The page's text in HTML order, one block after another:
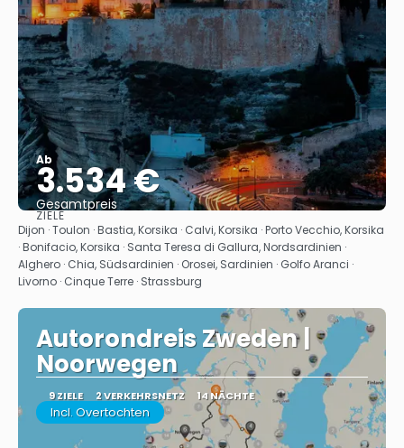
Ab
3.534 €
Gesamtpreis
Sehen
ZIELE
Dijon · Toulon · Bastia, Korsika · Calvi, Korsika · Porto Vecchio, Korsika
· Bonifacio, Korsika · Santa Teresa di Gallura, Nordsardinien ·
Alghero · Chia, Südsardinien · Orosei, Sardinien · Golfo Aranci ·
Livorno · Cinque Terre · Strassburg
Autorondreis Zweden |
Noorwegen
9 ZIELE 2 VERKEHRSNETZ 14 NÄCHTE
Incl. Overtochten